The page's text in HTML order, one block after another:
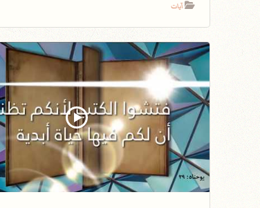
آيات